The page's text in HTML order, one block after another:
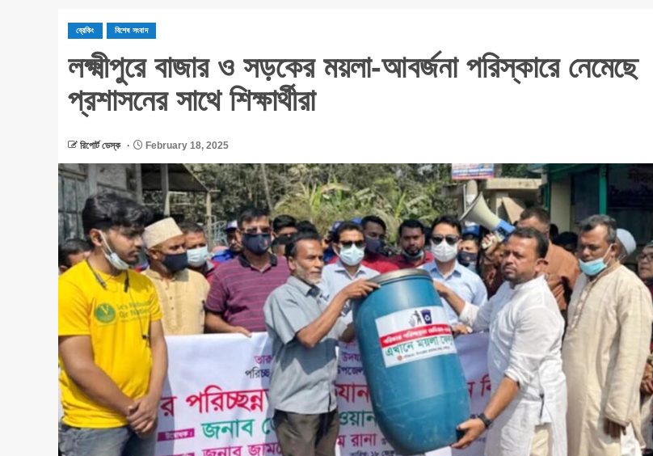
ব্রেকিং বিশেষ সংবাদ
লক্ষ্মীপুরে বাজার ও সড়কের ময়লা-আবর্জনা পরিস্কারে নেমেছে
প্রশাসনের সাথে শিক্ষার্থীরা
রিপোর্ট ডেস্ক February 18, 2025